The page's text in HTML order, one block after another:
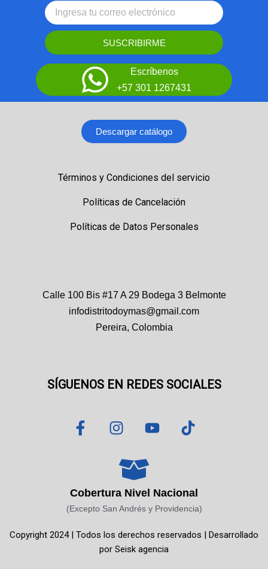
SUSCRIBIRME
Escríbenos
+57 301 1267431
Descargar catálogo
Términos y Condiciones del servicio
Políticas de Cancelación
Políticas de Datos Personales
Calle 100 Bis #17 A 29 Bodega 3 Belmonte
infodistritodoymas@gmail.com
Pereira, Colombia
SÍGUENOS EN REDES SOCIALES
F
a
o
o
-
I
n
t
a
g
r
m
Y
o
b
e
T
i
k
Cobertura Nivel Nacional
(Excepto San Andrés y Providencia)
Copyright 2024 | Todos los derechos reservados | Desarrollado
por Seisk agencia